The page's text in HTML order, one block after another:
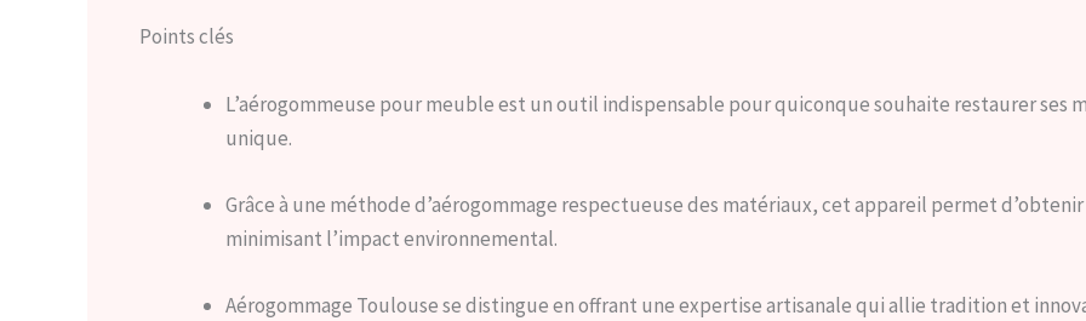
Points clés
L’aérogommeuse pour meuble est un outil indispensable pour quiconque souhaite restaurer
unique.
Grâce à une méthode d’aérogommage respectueuse des matériaux, cet appareil permet
minimisant l’impact environnemental.
Aérogommage Toulouse se distingue en offrant une expertise artisanale qui allie tradition et